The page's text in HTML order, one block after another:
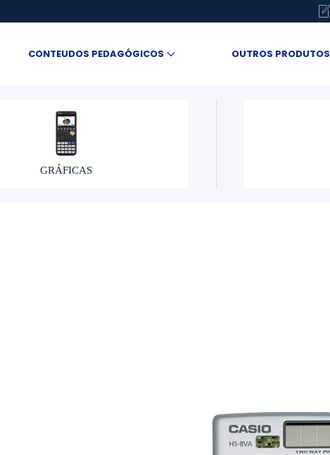
CONTEUDOS PEDAGÓGICOS OUTROS PRODUTOS
GRÁFICAS